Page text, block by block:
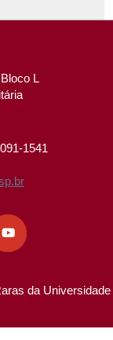
L
1541

da Universidade